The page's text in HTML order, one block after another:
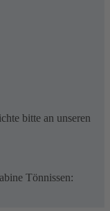
bitte an unseren
Tönnissen: